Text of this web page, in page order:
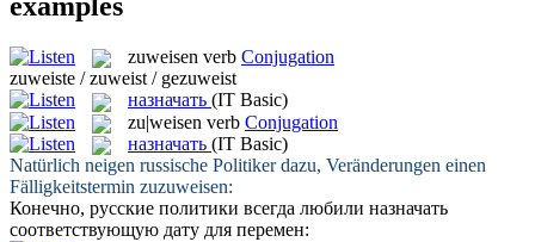
zuweisen verb Conjugation
zuweiste / zuweist / gezuweist
назначать (IT Basic)
zu|weisen verb Conjugation
назначать (IT Basic)
Natürlich neigen russische Politiker dazu, Veränderungen einen
Fälligkeitstermin zuzuweisen:
Конечно, русские политики всегда любили назначать
соответствующую дату для перемен: